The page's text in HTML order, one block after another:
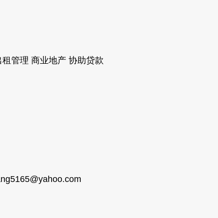
管理 商业地产 协助贷款